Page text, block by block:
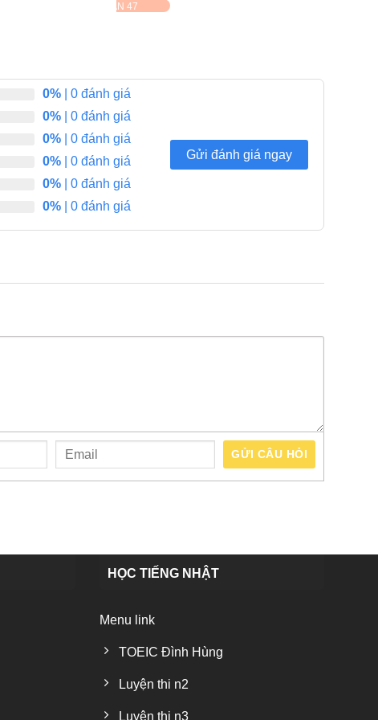
là:
tại
ĐÃ BÁN 47
0% | 0 đánh giá
0% | 0 đánh giá
0% | 0 đánh giá
0% | 0 đánh giá
0% | 0 đánh giá
0% | 0 đánh giá
Gửi đánh giá ngay
GỬI CÂU HỎI
HỌC TIẾNG NHẬT
Menu link
TOEIC Đình Hùng
Luyện thi n2
Luyện thi n3